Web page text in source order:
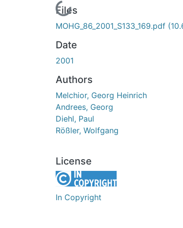
Loading...
Files
MOHG_86_2001_S133_169.pdf
Date
2001
Authors
Melchior, Georg Heinrich
Andrees, Georg
Diehl, Paul
Rößler, Wolfgang
License
In Copyright